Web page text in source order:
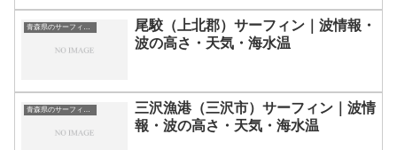
青森県のサーフィン波情報・ポイント・スポット一覧
尾駮（上北郡）サーフィン｜波情報・
波の高さ・天気・海水温
青森県のサーフィン波情報・ポイント・スポット一覧
三沢漁港（三沢市）サーフィン｜波情
報・波の高さ・天気・海水温